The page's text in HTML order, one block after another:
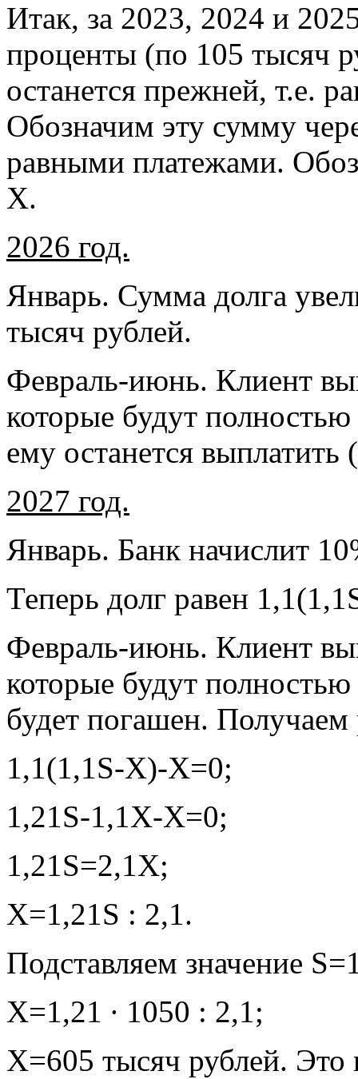
Итак, за 2023, 2024 и
проценты (по 105 тысяч
останется прежней, т.е.
Обозначим эту сумму
равными платежами.
Х.
2026 год.
Январь. Сумма долга
тысяч рублей.
Февраль-июнь. Клиент
которые будут полностью
ему останется
2027 год.
Январь. Банк начислит
Теперь долг равен
Февраль-июнь. Клиент
которые будут полностью
будет погашен. Получаем
1,1(1,1S-Х)-Х=0;
1,21S-1,1Х-Х=0;
1,21S=2,1Х;
Х=1,21S : 2,1.
Подставляем значение
Х=1,21 ∙ 1050 : 2,1;
Х=605 тысяч рублей. Это